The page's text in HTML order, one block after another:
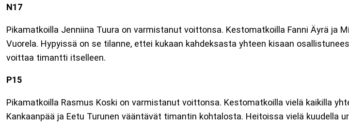
N17
Pikamatkoilla Jenniina Tuura on varmistanut voittonsa. Kestomatkoilla Fanni Äyrä ja
Vuorela. Hypyissä on se tilanne, ettei kukaan kahdeksasta yhteen kisaan
voittaa timantti itselleen.
P15
Pikamatkoilla Rasmus Koski on varmistanut voittonsa. Kestomatkoilla vielä kaikilla
Kankaanpää ja Eetu Turunen vääntävät timantin kohtalosta. Heitoissa vielä kuudella